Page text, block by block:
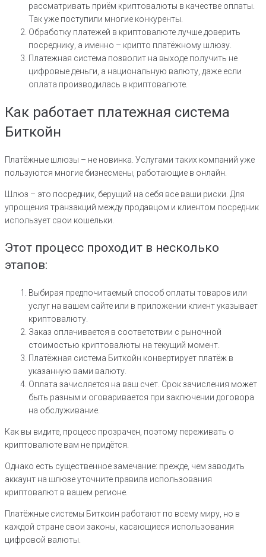
рассматривать приём криптовалюты в качестве оплаты.
Так уже поступили многие конкуренты.
Обработку платежей в криптовалюте лучше доверить
посреднику, а именно – крипто платёжному шлюзу.
Платежная система позволит на выходе получить не
цифровые деньги, а национальную валюту, даже если
оплата производилась в криптовалюте.
Как работает платежная система
Биткойн
Платёжные шлюзы – не новинка. Услугами таких компаний уже
пользуются многие бизнесмены, работающие в онлайн.
Шлюз – это посредник, берущий на себя все ваши риски. Для
упрощения транзакций между продавцом и клиентом посредник
использует свои кошельки.
Этот процесс проходит в несколько
этапов:
Выбирая предпочитаемый способ оплаты товаров или
услуг на вашем сайте или в приложении клиент указывает
криптовалюту.
Заказ оплачивается в соответствии с рыночной
стоимостью криптовалюты на текущий момент.
Платёжная система Биткойн конвертирует платёж в
указанную вами валюту.
Оплата зачисляется на ваш счет. Срок зачисления может
быть разным и оговаривается при заключении договора
на обслуживание.
Как вы видите, процесс прозрачен, поэтому переживать о
криптовалюте вам не придётся.
Однако есть существенное замечание: прежде, чем заводить
аккаунт на шлюзе уточните правила использования
криптовалют в вашем регионе.
Платёжные системы Биткоин работают по всему миру, но в
каждой стране свои законы, касающиеся использования
цифровой валюты.